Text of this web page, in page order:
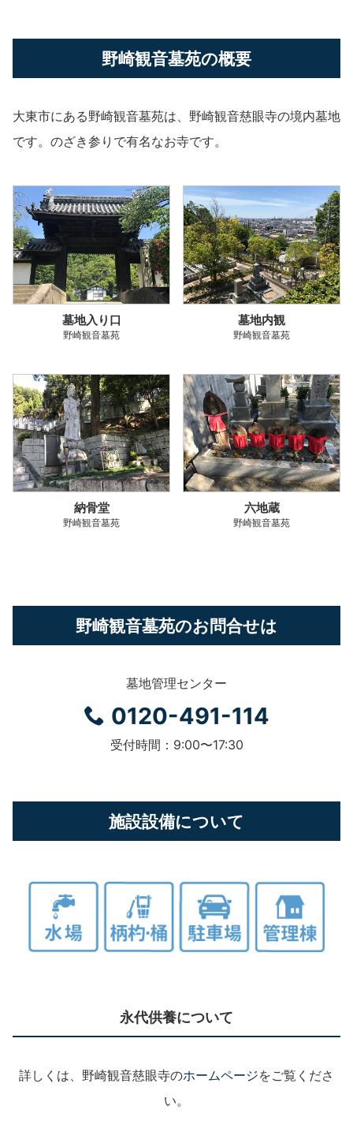
野崎観音墓苑の概要
大東市にある野崎観音墓苑は、野崎観音慈眼寺の境内墓地
です。のざき参りで有名なお寺です。
墓地入り口
野崎観音墓苑
墓地内観
野崎観音墓苑
納骨堂
野崎観音墓苑
六地蔵
野崎観音墓苑
野崎観音墓苑のお問合せは
墓地管理センター
0120-491-114
受付時間：9:00〜17:30
施設設備について
永代供養について
詳しくは、野崎観音慈眼寺のホームページをご覧くださ
い。